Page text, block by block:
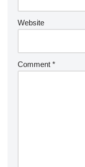
Website
Comment *